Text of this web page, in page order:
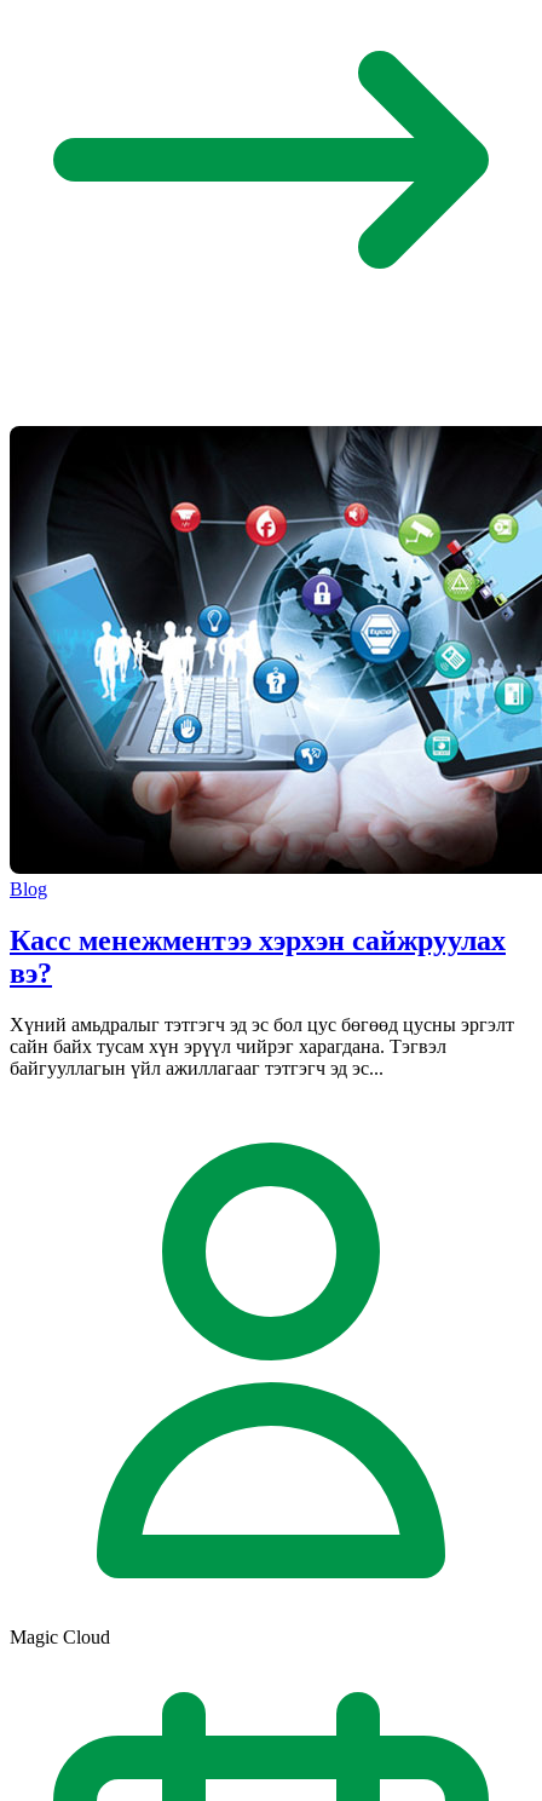
Blog
Касс менежментээ хэрхэн сайжруулах
вэ?
Хүний амьдралыг тэтгэгч эд эс бол цус бөгөөд цусны эргэлт
сайн байх тусам хүн эрүүл чийрэг харагдана. Тэгвэл
байгууллагын үйл ажиллагааг тэтгэгч эд эс...
Magic Cloud